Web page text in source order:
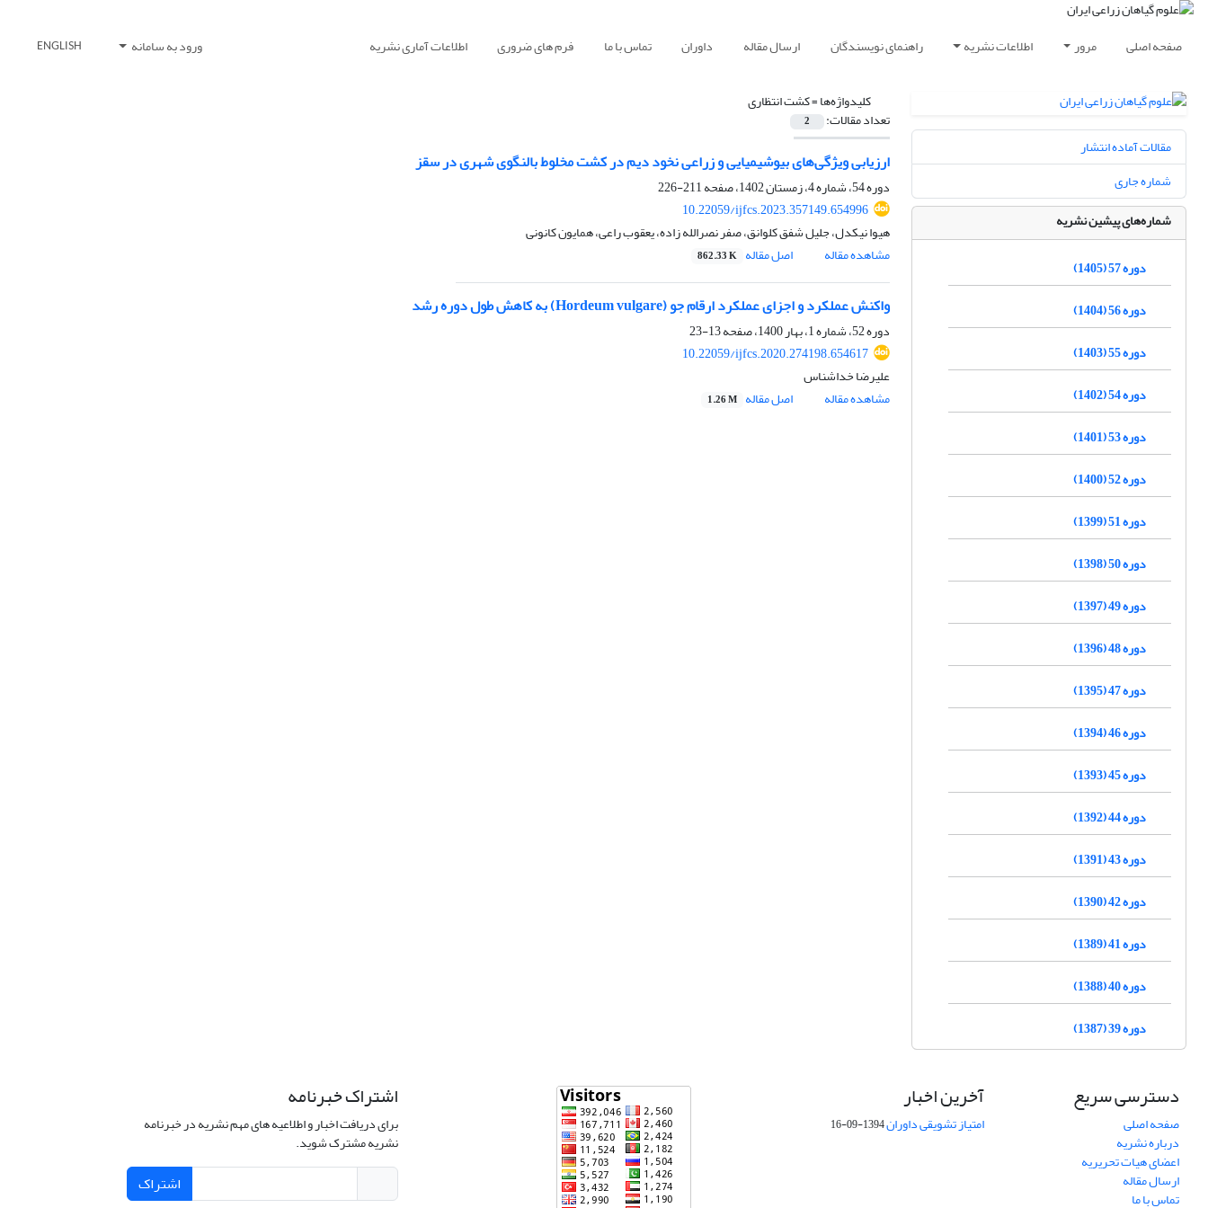
صفحه اصلی مرور اطلاعات نشریه راهنمای نویسندگان ارسال مقاله داوران تماس با ما فرم های ضروری اطلاعات آماری نشریه ورود به سامانه ENGLISH
کلیدواژه‌ها =کشت انتظاری
تعداد مقالات: 2
ارزیابی ویژگی‌های بیوشیمیایی و زراعی نخود دیم در کشت مخلوط بالنگوی شهری در سقز
دوره 54، شماره 4، زمستان 1402، صفحه
211-226
10.22059/ijfcs.2023.357149.654996
هیوا نیکدل، جلیل شفق کلوانق، صفر نصرالله زاده، یعقوب راعی، همایون کانونی
مشاهده مقاله
اصل مقاله 862.33 K
واکنش عملکرد و اجزای عملکرد ارقام جو (Hordeum vulgare) به کاهش طول دوره رشد
دوره 52، شماره 1، بهار 1400، صفحه
13-23
10.22059/ijfcs.2020.274198.654617
علیرضا خداشناس
مشاهده مقاله
اصل مقاله 1.26 M
مقالات آماده انتشار
شماره جاری
شماره‌های پیشین نشریه
دوره 57 (1405)
دوره 56 (1404)
دوره 55 (1403)
دوره 54 (1402)
دوره 53 (1401)
دوره 52 (1400)
دوره 51 (1399)
دوره 50 (1398)
دوره 49 (1397)
دوره 48 (1396)
دوره 47 (1395)
دوره 46 (1394)
دوره 45 (1393)
دوره 44 (1392)
دوره 43 (1391)
دوره 42 (1390)
دوره 41 (1389)
دوره 40 (1388)
دوره 39 (1387)
دسترسی سریع
صفحه اصلی
درباره نشریه
اعضای هیات تحریریه
ارسال مقاله
تماس با ما
آخرین اخبار
امتیاز تشویقی داوران1394-09-16
اشتراک خبرنامه
برای دریافت اخبار و اطلاعیه های مهم نشریه در خبرنامه
نشریه مشترک شوید.
اشتراک